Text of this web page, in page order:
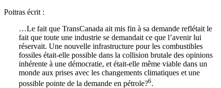
Poitras écrit :
…Le fait que TransCanada ait mis fin à sa demande reflétait le
fait que toute une industrie se demandait ce que l’avenir lui
réservait. Une nouvelle infrastructure pour les combustibles
fossiles était-elle possible dans la collision brutale des opinions
inhérente à une démocratie, et était-elle même viable dans un
monde aux prises avec les changements climatiques et une
possible pointe de la demande en pétrole?6.